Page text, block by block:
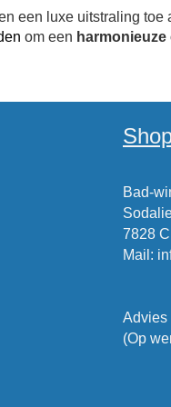
een luxe uitstraling
om een
Bad-
7828
Mail :
(Op